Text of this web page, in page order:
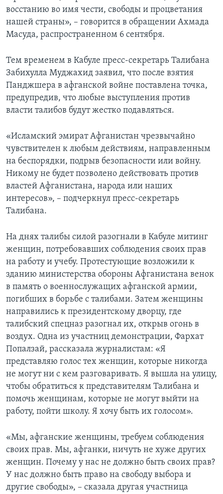
восстанию во имя чести, свободы и процветания
нашей страны», – говорится в обращении Ахмада
Масуда, распространенном 6 сентября.
Тем временем в Кабуле пресс-секретарь Талибана
Забихулла Муджахид заявил, что после взятия
Панджшера в афганской войне поставлена точка,
предупредив, что любые выступления против
власти талибов будут жестко подавляться.
«Исламский эмират Афганистан чрезвычайно
чувствителен к любым действиям, направленным
на беспорядки, подрыв безопасности или войну.
Никому не будет позволено действовать против
властей Афганистана, народа или наших
интересов», – подчеркнул пресс-секретарь
Талибана.
На днях талибы силой разогнали в Кабуле митинг
женщин, потребовавших соблюдения своих прав
на работу и учебу. Протестующие возложили к
зданию министерства обороны Афганистана венок
в память о военнослужащих афганской армии,
погибших в борьбе с талибами. Затем женщины
направились к президентскому дворцу, где
талибский спецназ разогнал их, открыв огонь в
воздух. Одна из участниц демонстрации, Фархат
Попалзай, рассказала журналистам: «Я
представляю голос тех женщин, которые никогда
не могут ни с кем разговаривать. Я вышла на улицу,
чтобы обратиться к представителям Талибана и
помочь женщинам, которые не могут выйти на
работу, пойти школу. Я хочу быть их голосом».
«Мы, афганские женщины, требуем соблюдения
своих прав. Мы, афганки, ничуть не хуже других
женщин. Почему у нас не должно быть своих прав?
У нас должно быть право на свободу выбора и
другие свободы», – сказала другая участница